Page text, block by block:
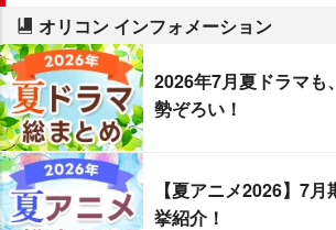
オリコン インフォメーション
2026年7月夏ドラマも
勢ぞろい！
【夏アニメ2026】7
挙紹介！